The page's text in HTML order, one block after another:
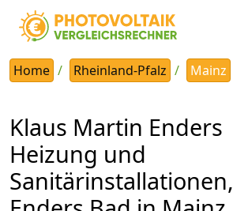
Home Rheinland-Pfalz Mainz
Klaus Martin Enders
Heizung und
Sanitärinstallationen,